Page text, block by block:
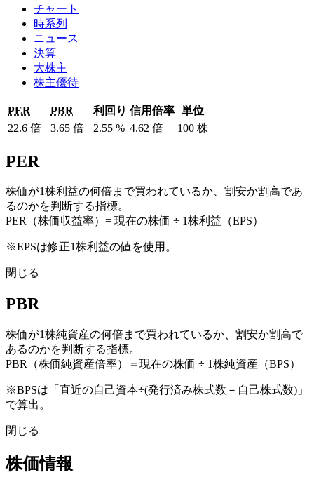
チャート
時系列
ニュース
決算
大株主
株主優待
PER PBR 利回り 信用倍率 単位
22.6 倍 3.65 倍 2.55 % 4.62 倍 100 株
PER
株価が1株利益の何倍まで買われているか、割安か割高であ
るのかを判断する指標。
PER（株価収益率）= 現在の株価 ÷ 1株利益（EPS）
※EPSは修正1株利益の値を使用。
閉じる
PBR
株価が1株純資産の何倍まで買われているか、割安か割高で
あるのかを判断する指標。
PBR（株価純資産倍率）＝現在の株価 ÷ 1株純資産（BPS）
※BPSは「直近の自己資本÷(発行済み株式数－自己株式数)」
で算出。
閉じる
株価情報